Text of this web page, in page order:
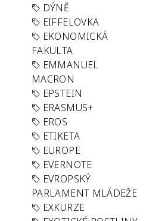
DÝNĚ
EIFFELOVKA
EKONOMICKÁ
FAKULTA
EMMANUEL
MACRON
EPSTEIN
ERASMUS+
EROS
ETIKETA
EUROPE
EVERNOTE
EVROPSKÝ
PARLAMENT MLÁDEŽE
EXKURZE